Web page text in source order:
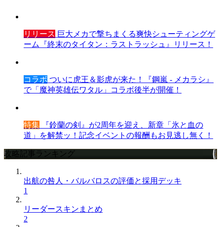
リリース 巨大メカで撃ちまくる爽快シューティングゲ
ーム『終末のタイタン：ラストラッシュ』リリース！
コラボ ついに虎王＆影虎が来た！『鋼嵐 - メカラシ』
で「魔神英雄伝ワタル」コラボ後半が開催！
特集 『鈴蘭の剣』が2周年を迎え、新章「氷と血の
道」を解禁ッ！記念イベントの報酬もお見逃し無く！
攻略記事ランキング
出航の咎人・バルバロスの評価と採用デッキ
1
リーダースキンまとめ
2